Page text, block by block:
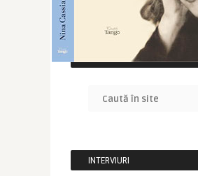
CAUTĂ ÎN SITE
INTERVIURI